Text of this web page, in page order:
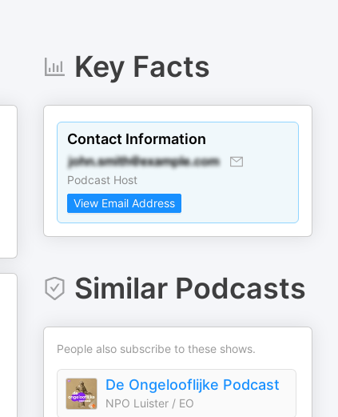
Key Facts
Contact Information
Podcast Host
View Email Address
Similar Podcasts
People also subscribe to these shows.
De Ongelooflijke Podcast
NPO Luister / EO